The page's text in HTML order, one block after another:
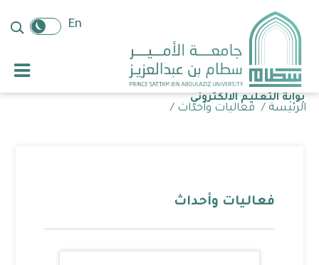
المحتوى
En
بوابة التعليم الالكتروني
Breadcrumb
الرئيسة / فعاليات وأحداث /
فعاليات وأحداث